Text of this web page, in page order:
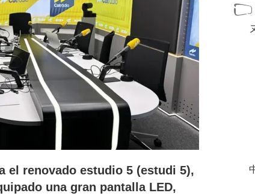
el renovado estudio 5 (estudi 5),
una gran pantalla LED,